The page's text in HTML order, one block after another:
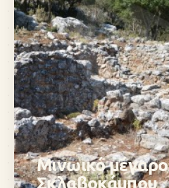
Μινωικό μέγαρο
Σκλαβοκάμπου